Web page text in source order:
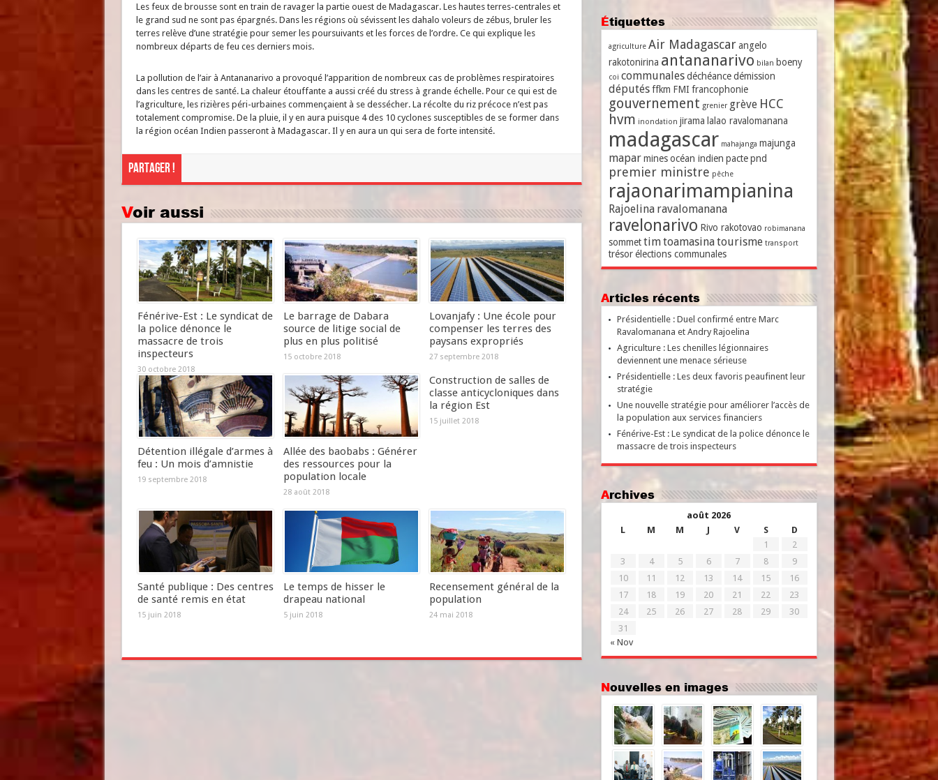
Les feux de brousse sont en train de ravager la partie ouest de Madagascar. Les hautes terres-centrales et
le grand sud ne sont pas épargnés. Dans les régions où sévissent les dahalo voleurs de zébus, bruler les
terres relève d’une stratégie pour semer les poursuivants et les forces de l’ordre. Ce qui explique les
nombreux départs de feu ces derniers mois.
La pollution de l’air à Antananarivo a provoqué l’apparition de nombreux cas de problèmes respiratoires
dans les centres de santé. La chaleur étouffante a aussi créé du stress à grande échelle. Pour ce qui est de
l’agriculture, les rizières péri-urbaines commençaient à se dessécher. La récolte du riz précoce n’est pas
totalement compromise. De la pluie, il y en aura puisque 4 des 10 cyclones susceptibles de se former dans
la région océan Indien passeront à Madagascar. Il y en aura un qui sera de forte intensité.
Partager !
Voir aussi
Fénérive-Est : Le syndicat de
la police dénonce le
massacre de trois
inspecteurs
30 octobre 2018
Le barrage de Dabara
source de litige social de
plus en plus politisé
15 octobre 2018
Lovanjafy : Une école pour
compenser les terres des
paysans expropriés
27 septembre 2018
Détention illégale d’armes à
feu : Un mois d’amnistie
19 septembre 2018
Allée des baobabs : Générer
des ressources pour la
population locale
28 août 2018
Construction de salles de
classe anticycloniques dans
la région Est
15 juillet 2018
Santé publique : Des centres
de santé remis en état
15 juin 2018
Le temps de hisser le
drapeau national
5 juin 2018
Recensement général de la
population
24 mai 2018
Étiquettes
agriculture Air Madagascar angelo
rakotonirina antananarivo bilan boeny
coi communales déchéance démission
députés ffkm FMI francophonie
gouvernement grenier grève HCC
hvm inondation jirama lalao ravalomanana
madagascar mahajanga majunga
mapar mines océan indien pacte pnd
premier ministre pêche
rajaonarimampianina
Rajoelina ravalomanana
ravelonarivo Rivo rakotovao robimanana
sommet timtoamasinatourisme transport
trésor élections communales
Articles récents
Présidentielle : Duel confirmé entre Marc
Ravalomanana et Andry Rajoelina
Agriculture : Les chenilles légionnaires
deviennent une menace sérieuse
Présidentielle : Les deux favoris peaufinent leur
stratégie
Une nouvelle stratégie pour améliorer l’accès de
la population aux services financiers
Fénérive-Est : Le syndicat de la police dénonce le
massacre de trois inspecteurs
Archives
août 2026
L
M M J V S D
« Nov
1
2
3
4 5 6 7 8
9
10
11 12 13 14 15
16
17
18 19 20 21 22
23
24
25 26 27 28 29
30
31
Nouvelles en images